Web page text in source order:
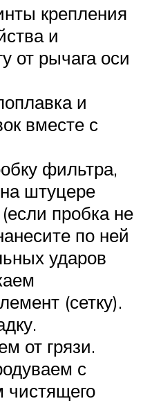
крепления
и
от рычага оси
и
вместе с
фильтра,
штуцере
пробка не
по ней
ударов
(сетку).
от грязи.
с
чистящего